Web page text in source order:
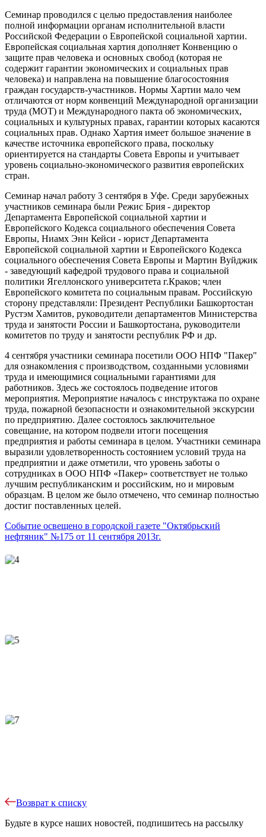
Семинар проводился с целью предоставления наиболее
полной информации органам исполнительной власти
Российской Федерации о Европейской социальной хартии.
Европейская социальная хартия дополняет Конвенцию о
защите прав человека и основных свобод (которая не
содержит гарантии экономических и социальных прав
человека) и направлена на повышение благосостояния
граждан государств-участников. Нормы Хартии мало чем
отличаются от норм конвенций Международной организации
труда (МОТ) и Международного пакта об экономических,
социальных и культурных правах, гарантии которых касаются
социальных прав. Однако Хартия имеет большое значение в
качестве источника европейского права, поскольку
ориентируется на стандарты Совета Европы и учитывает
уровень социально-экономического развития европейских
стран.
Семинар начал работу 3 сентября в Уфе. Среди зарубежных
участников семинара были Режис Брия - директор
Департамента Европейской социальной хартии и
Европейского Кодекса социального обеспечения Совета
Европы, Ниамх Энн Кейси - юрист Департамента
Европейской социальной хартии и Европейского Кодекса
социального обеспечения Совета Европы и Мартин Вуйджик
- заведующий кафедрой трудового права и социальной
политики Ягеллонского университета г.Краков; член
Европейского комитета по социальным правам. Российскую
сторону представляли: Президент Республики Башкортостан
Рустэм Хамитов, руководители департаментов Министерства
труда и занятости России и Башкортостана, руководители
комитетов по труду и занятости республик РФ и др.
4 сентября участники семинара посетили ООО НПФ "Пакер"
для ознакомления с производством, созданными условиями
труда и имеющимися социальными гарантиями для
работников. Здесь же состоялось подведение итогов
мероприятия. Мероприятие началось с инструктажа по охране
труда, пожарной безопасности и ознакомительной экскурсии
по предприятию. Далее состоялось заключительное
совещание, на котором подвели итоги посещения
предприятия и работы семинара в целом. Участники семинара
выразили удовлетворенность состоянием условий труда на
предприятии и даже отметили, что уровень заботы о
сотрудниках в ООО НПФ «Пакер» соответствует не только
лучшим республиканским и российским, но и мировым
образцам. В целом же было отмечено, что семинар полностью
достиг поставленных целей.
Событие освещено в городской газете "Октябрьский
нефтяник" №175 от 11 сентября 2013г.
Возврат к списку
Будьте в курсе наших новостей, подпишитесь на рассылку